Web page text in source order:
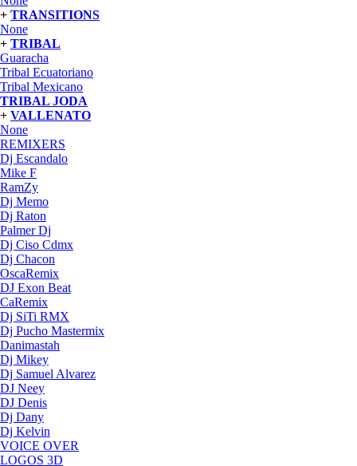
+ TRANSITIONS
None
+ TRIBAL
Guaracha
Tribal Ecuatoriano
Tribal Mexicano
TRIBAL JODA
+ VALLENATO
None
REMIXERS
Dj Escandalo
Mike F
RamZy
Dj Memo
Dj Raton
Palmer Dj
Dj Ciso Cdmx
Dj Chacon
OscaRemix
DJ Exon Beat
CaRemix
Dj SiTi RMX
Dj Pucho Mastermix
Danimastah
Dj Mikey
Dj Samuel Alvarez
DJ Neey
DJ Denis
Dj Dany
Dj Kelvin
VOICE OVER
LOGOS 3D